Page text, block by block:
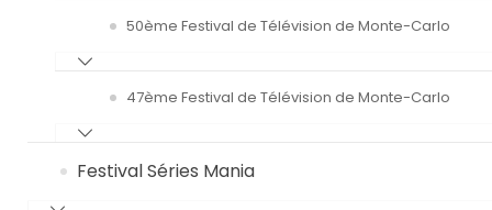
50ème Festival de Télévision de Monte-Carlo
47ème Festival de Télévision de Monte-Carlo
Festival Séries Mania